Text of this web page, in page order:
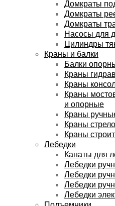
Домкраты
Домкраты
Домкраты
Насосы для
Цилиндры
Краны и балки
Балки
Краны
Краны
Краны
и опорные
Краны
Краны
Краны
Лебедки
Канаты для
Лебедки
Лебедки
Лебедки
Лебедки